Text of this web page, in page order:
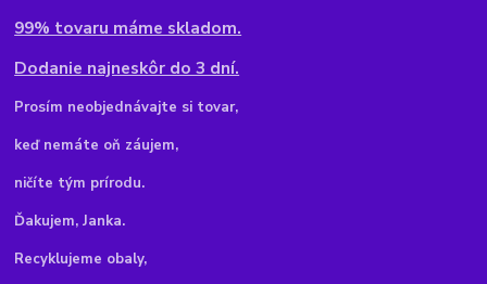
99% tovaru máme skladom.
Dodanie najneskôr do 3 dní.
Prosím neobjednávajte si tovar,
keď nemáte oň záujem,
ničíte tým prírodu.
Ďakujem, Janka.
Recyklujeme obaly,